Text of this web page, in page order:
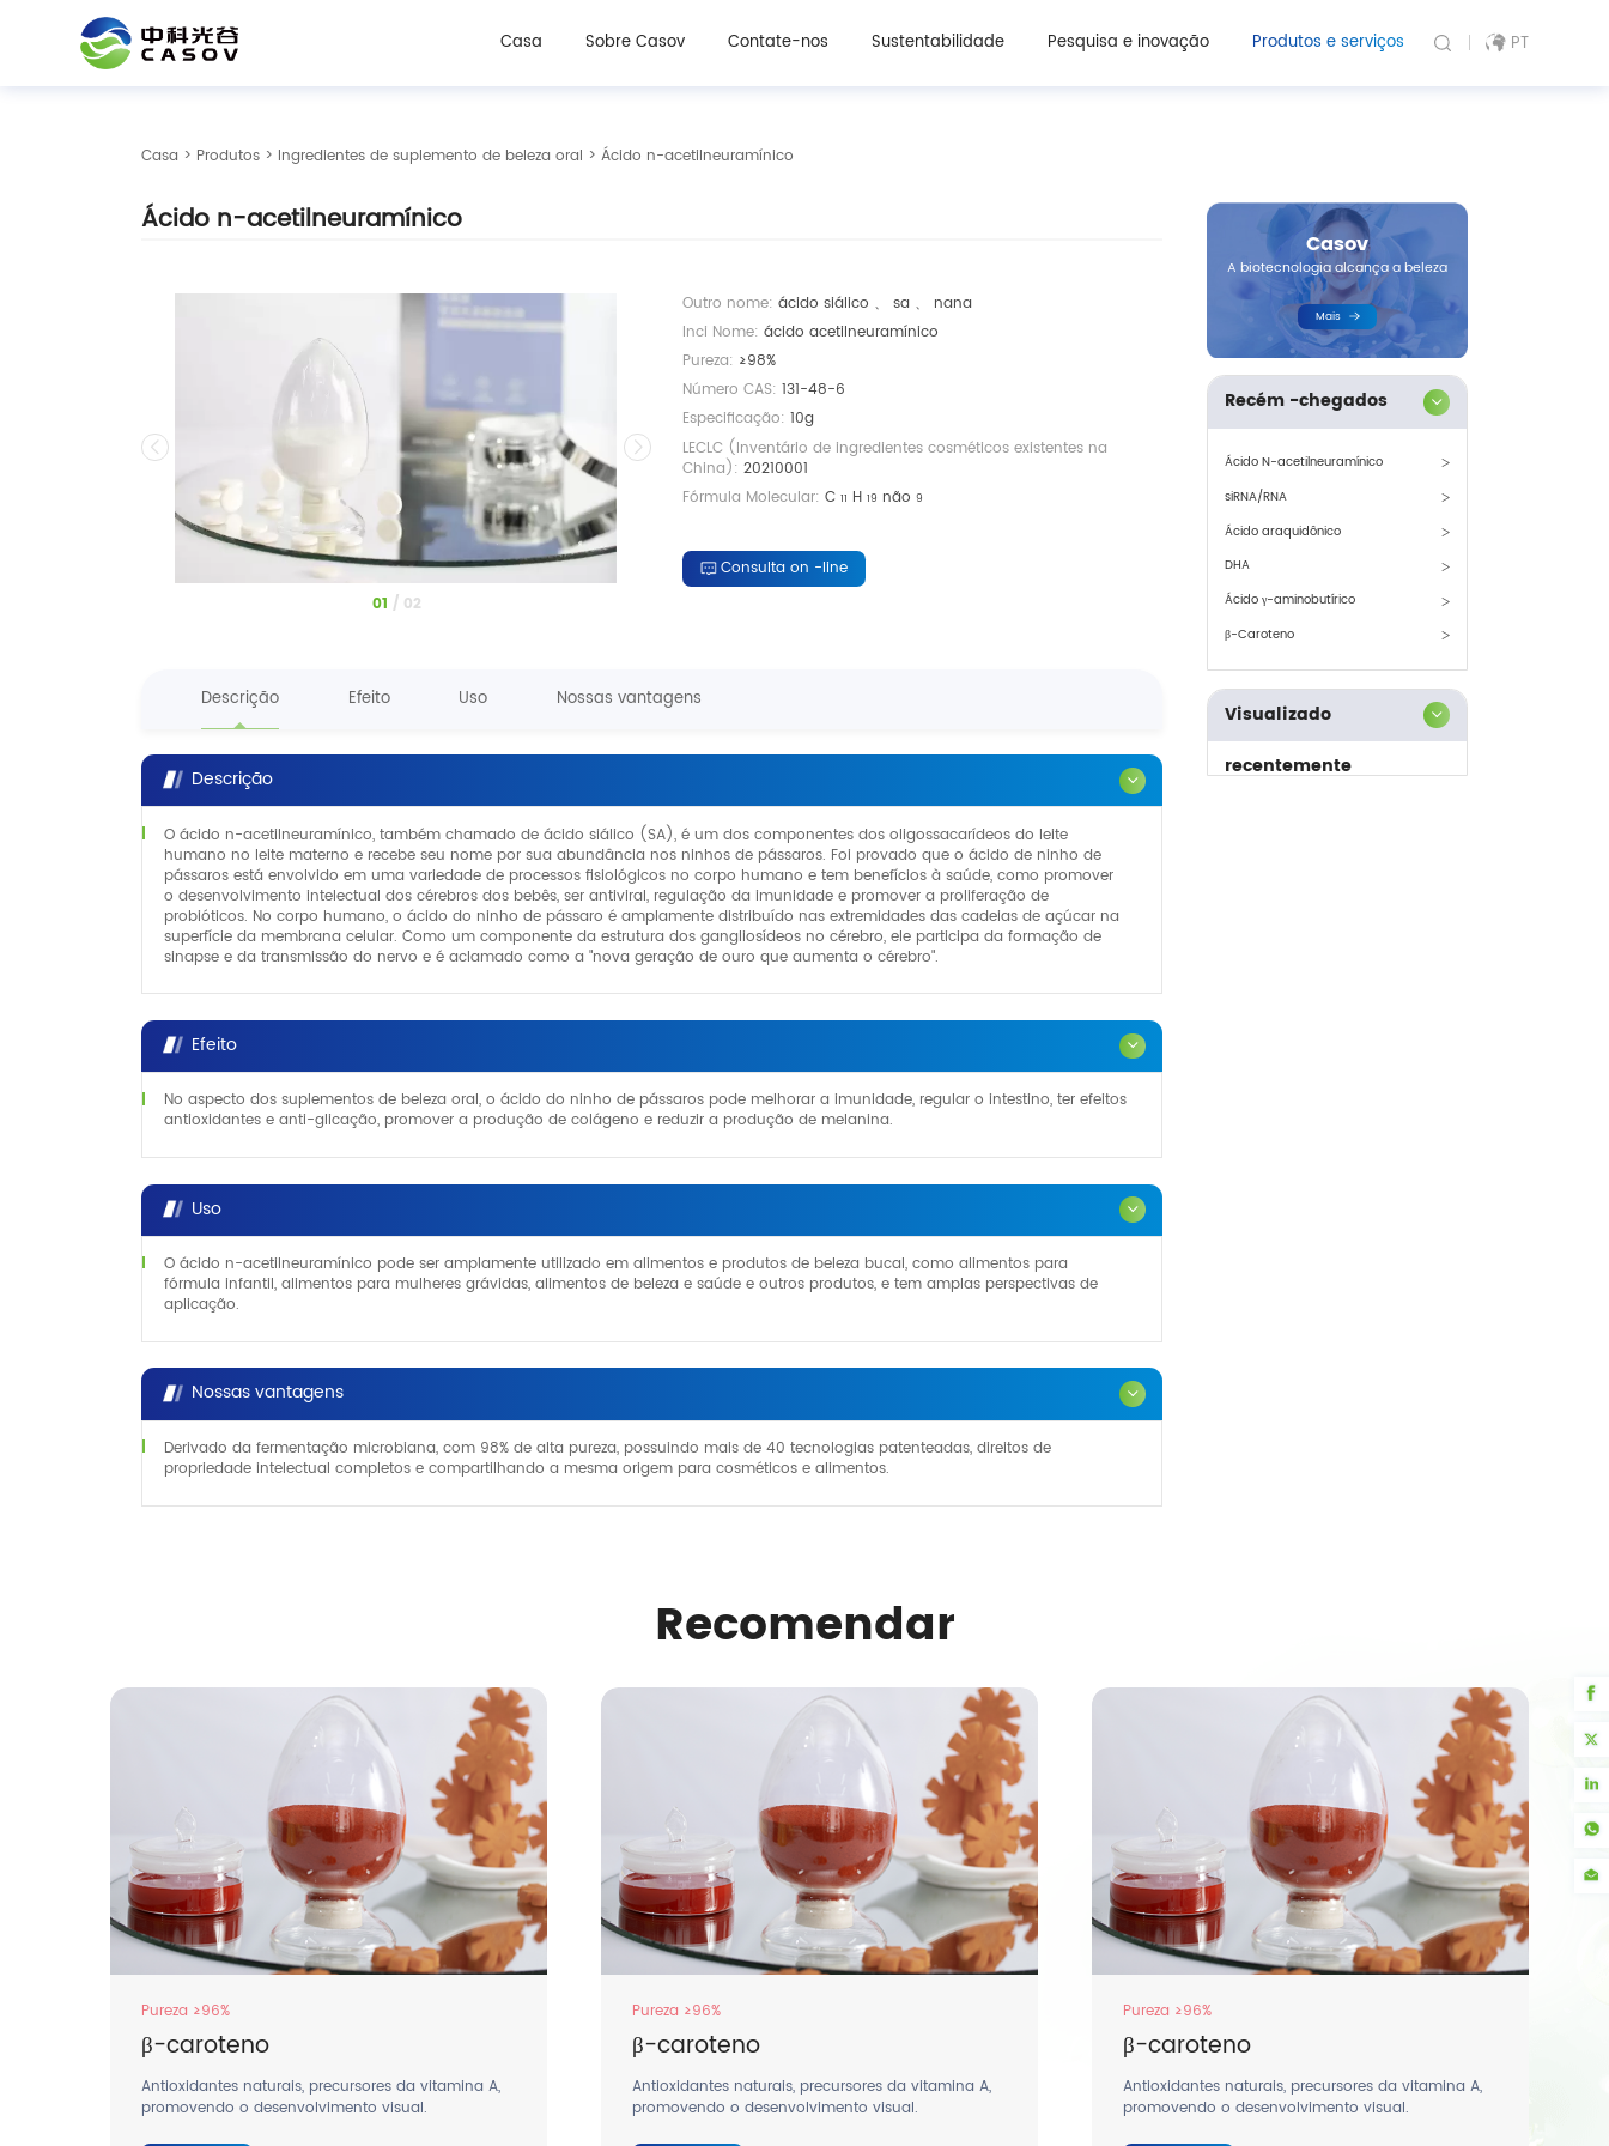
Casa Sobre Casov Contate-nos Sustentabilidade Pesquisa e inovação Produtos e serviços PT
Ingredientes cosméticos Ingredientes de suplemento de beleza oral
Casa > Produtos> Ingredientes de suplemento de beleza oral > Ácido n-acetilneuramínico
Ácido n-acetilneuramínico
1 / 2
Outro nome: ácido siálico 、 sa 、 nana
Inci Nome: ácido acetilneuramínico
Pureza: ≥98%
Número CAS: 131-48-6
Especificação: 10g
LECLC (Inventário de ingredientes cosméticos existentes na
China): 20210001
Fórmula Molecular: C11 H19 não9
Consulta on -line
Descrição Efeito Uso Nossas vantagens
Descrição
O ácido n-acetilneuramínico, também chamado de ácido siálico (SA), é um dos componentes dos oligossacarídeos do leite
humano no leite materno e recebe seu nome por sua abundância nos ninhos de pássaros. Foi provado que o ácido de ninho de
pássaros está envolvido em uma variedade de processos fisiológicos no corpo humano e tem benefícios à saúde, como promover
o desenvolvimento intelectual dos cérebros dos bebês, ser antiviral, regulação da imunidade e promover a proliferação de
probióticos. No corpo humano, o ácido do ninho de pássaro é amplamente distribuído nas extremidades das cadeias de açúcar na
superfície da membrana celular. Como um componente da estrutura dos gangliosídeos no cérebro, ele participa da formação de
sinapse e da transmissão do nervo e é aclamado como a "nova geração de ouro que aumenta o cérebro".
Efeito
No aspecto dos suplementos de beleza oral, o ácido do ninho de pássaros pode melhorar a imunidade, regular o intestino, ter efeitos
antioxidantes e anti-glicação, promover a produção de colágeno e reduzir a produção de melanina.
Uso
O ácido n-acetilneuramínico pode ser amplamente utilizado em alimentos e produtos de beleza bucal, como alimentos para
fórmula infantil, alimentos para mulheres grávidas, alimentos de beleza e saúde e outros produtos, e tem amplas perspectivas de
aplicação.
Nossas vantagens
Derivado da fermentação microbiana, com 98% de alta pureza, possuindo mais de 40 tecnologias patenteadas, direitos de
propriedade intelectual completos e compartilhando a mesma origem para cosméticos e alimentos.
Casov
A biotecnologia alcança a beleza
Mais
Recém -chegados
Ácido N-acetilneuramínico
siRNA/RNA
Ácido araquidônico
DHA
Ácido γ-aminobutírico
β-Caroteno
Visualizado
recentemente
Recomendar
Pureza ≥96%
β-caroteno
Antioxidantes naturais, precursores da vitamina A,
promovendo o desenvolvimento visual.
Pureza ≥96%
β-caroteno
Antioxidantes naturais, precursores da vitamina A,
promovendo o desenvolvimento visual.
Pureza ≥96%
β-caroteno
Antioxidantes naturais, precursores da vitamina A,
promovendo o desenvolvimento visual.